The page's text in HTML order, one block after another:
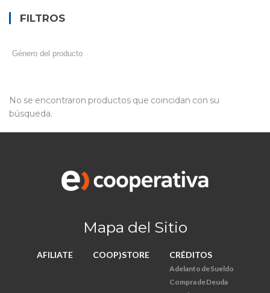
No se encontraron productos que coincidan con su
búsqueda.
FILTROS
Mapa del Sitio
AFILIATE COOP)STORE CRÉDITOS
Adelanto de Sueldo
Compra de Deuda